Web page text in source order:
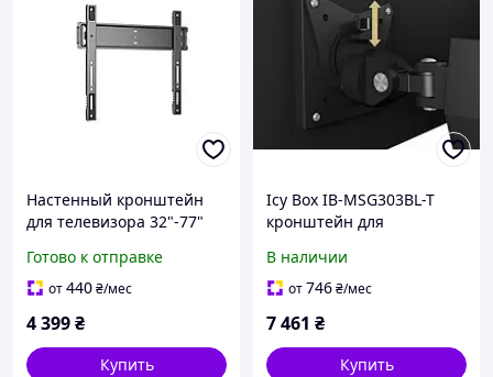
Настенный кронштейн
для телевизора 32"-77"
Фиксированный
кронштейн для тв
Готово к отправке
от440₴/мес
4 399₴
Купить
Icy Box IB-MSG303BL-T
кронштейн для
дюймов USB-хаб RGB
В наличии
от746₴/мес
7 461 ₴
Купить